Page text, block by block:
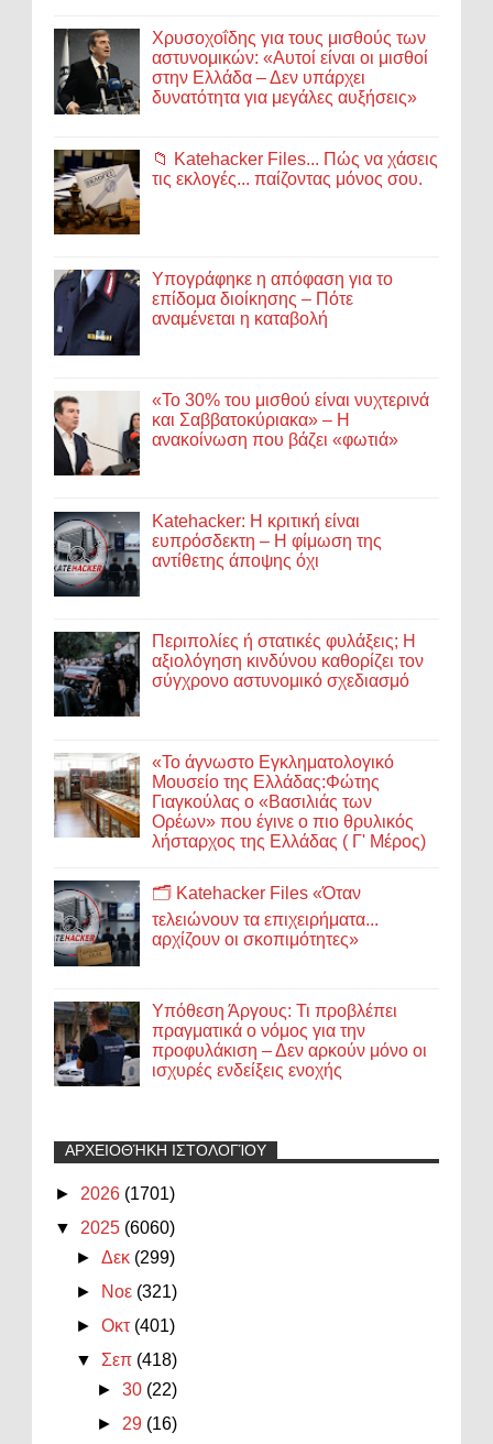
Χρυσοχοΐδης για τους μισθούς των
αστυνομικών: «Αυτοί είναι οι μισθοί
στην Ελλάδα – Δεν υπάρχει
δυνατότητα για μεγάλες αυξήσεις»
📁 Katehacker Files... Πώς να χάσεις
τις εκλογές... παίζοντας μόνος σου.
Υπογράφηκε η απόφαση για το
επίδομα διοίκησης – Πότε
αναμένεται η καταβολή
«Το 30% του μισθού είναι νυχτερινά
και Σαββατοκύριακα» – Η
ανακοίνωση που βάζει «φωτιά»
Katehacker: Η κριτική είναι
ευπρόσδεκτη – Η φίμωση της
αντίθετης άποψης όχι
Περιπολίες ή στατικές φυλάξεις; Η
αξιολόγηση κινδύνου καθορίζει τον
σύγχρονο αστυνομικό σχεδιασμό
«Το άγνωστο Εγκληματολογικό
Μουσείο της Ελλάδας:Φώτης
Γιαγκούλας ο «Βασιλιάς των
Ορέων» που έγινε ο πιο θρυλικός
λήσταρχος της Ελλάδας ( Γ' Μέρος)
🗂️ Katehacker Files «Όταν
τελειώνουν τα επιχειρήματα...
αρχίζουν οι σκοπιμότητες»
Υπόθεση Άργους: Τι προβλέπει
πραγματικά ο νόμος για την
προφυλάκιση – Δεν αρκούν μόνο οι
ισχυρές ενδείξεις ενοχής
ΑΡΧΕΙΟΘΉΚΗ ΙΣΤΟΛΟΓΊΟΥ
► 2026 (1701)
▼ 2025 (6060)
►Δεκ (299)
►
Νοε (321)
►Οκτ (401)
▼Σεπ (418)
►30 (22)
►29 (16)